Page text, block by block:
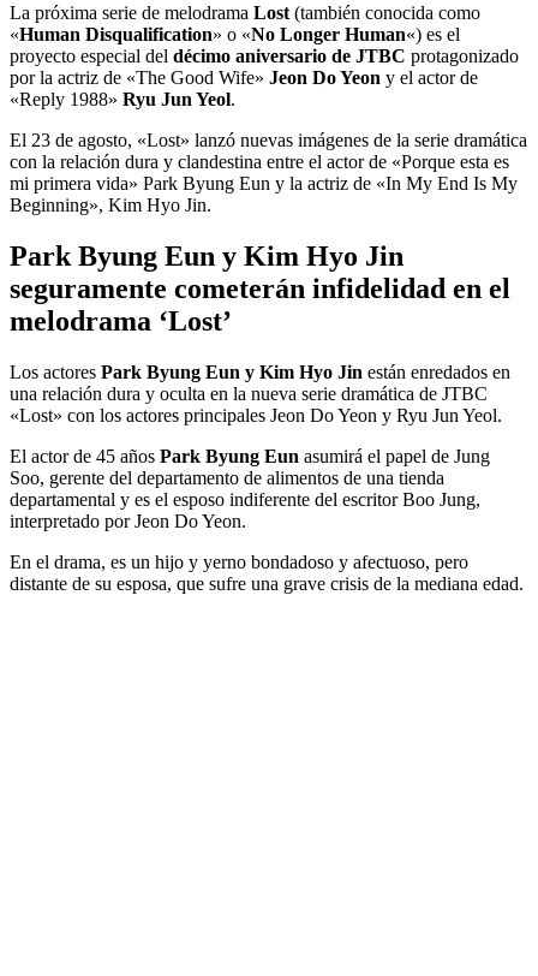
La próxima serie de melodrama Lost (también conocida como
«Human Disqualification» o «No Longer Human«) es el
proyecto especial del décimo aniversario de JTBC protagonizado
por la actriz de «The Good Wife» Jeon Do Yeon y el actor de
«Reply 1988» Ryu Jun Yeol.
El 23 de agosto, «Lost» lanzó nuevas imágenes de la serie dramática
con la relación dura y clandestina entre el actor de «Porque esta es
mi primera vida» Park Byung Eun y la actriz de «In My End Is My
Beginning», Kim Hyo Jin.
Park Byung Eun y Kim Hyo Jin
seguramente cometerán infidelidad en el
melodrama ‘Lost’
Los actores Park Byung Eun y Kim Hyo Jin están enredados en
una relación dura y oculta en la nueva serie dramática de JTBC
«Lost» con los actores principales Jeon Do Yeon y Ryu Jun Yeol.
El actor de 45 años Park Byung Eun asumirá el papel de Jung
Soo, gerente del departamento de alimentos de una tienda
departamental y es el esposo indiferente del escritor Boo Jung,
interpretado por Jeon Do Yeon.
En el drama, es un hijo y yerno bondadoso y afectuoso, pero
distante de su esposa, que sufre una grave crisis de la mediana edad.